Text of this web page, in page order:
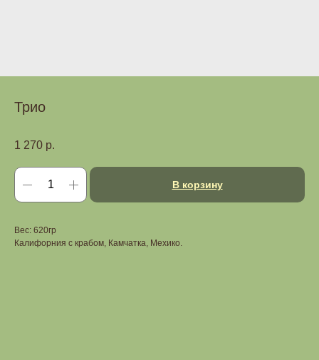
Трио
1 270 р.
В корзину
Вес: 620гр
Калифорния с крабом, Камчатка, Мехико.